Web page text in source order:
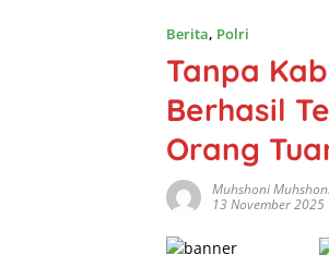
Berita, Polri
Tanpa
Berhasil
Orang
Muhshoni
13 November 2025